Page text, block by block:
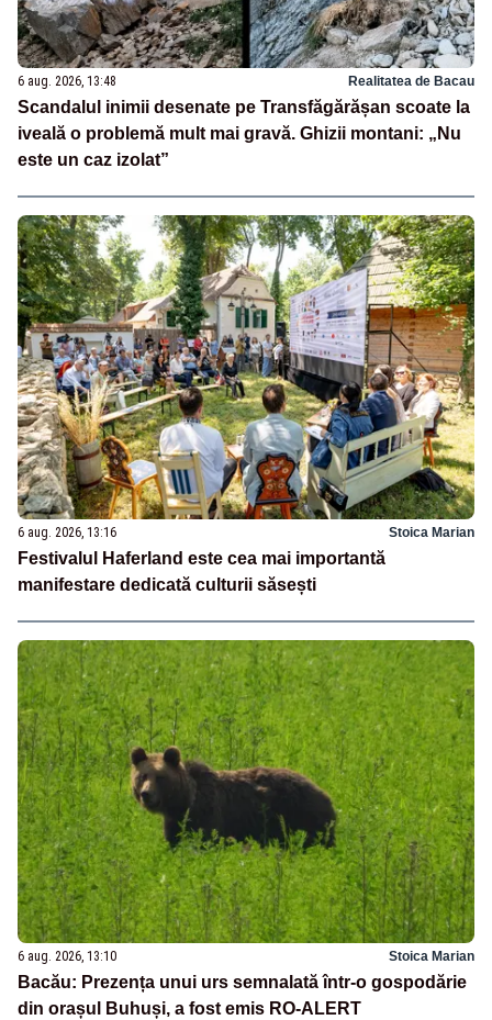
6 aug. 2026, 13:48 Realitatea de Bacau
Scandalul inimii desenate pe Transfăgărășan scoate la
iveală o problemă mult mai gravă. Ghizii montani: „Nu
este un caz izolat”
6 aug. 2026, 13:16 Stoica Marian
Festivalul Haferland este cea mai importantă
manifestare dedicată culturii săsești
6 aug. 2026, 13:10 Stoica Marian
Bacău: Prezența unui urs semnalată într-o gospodărie
din orașul Buhuși, a fost emis RO-ALERT